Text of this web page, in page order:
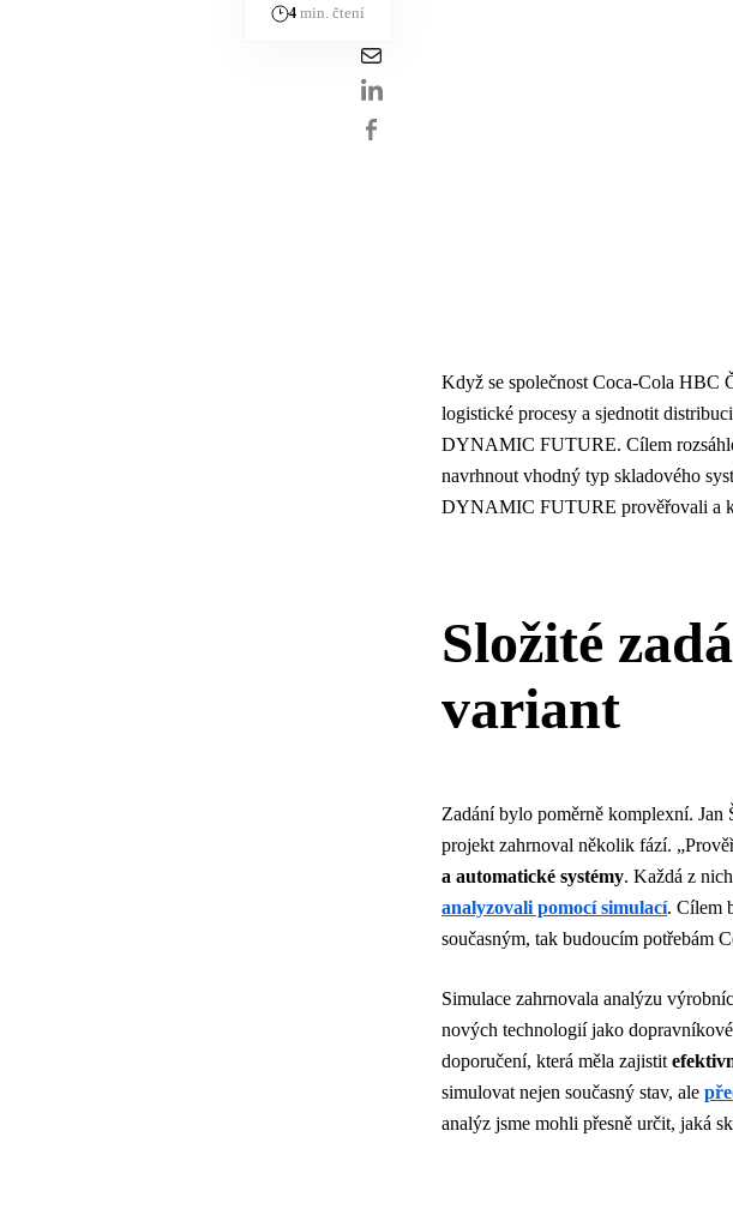
4min. čtení
Když se společnost Coca-Cola HBC
logistické procesy a sjednotit
DYNAMIC FUTURE. Cílem
navrhnout vhodný typ skladového
DYNAMIC FUTURE prověřovali a
Složité
variant
Zadání bylo poměrně komplexní.
projekt zahrnoval několik fází.
a automatické systémy. Každá z
analyzovali pomocí simulací. Cílem
současným, tak budoucím potřebám
Simulace zahrnovala analýzu
nových technologií jako
doporučení, která měla zajistit
simulovat nejen současný stav, ale
analýz jsme mohli přesně určit, jaká